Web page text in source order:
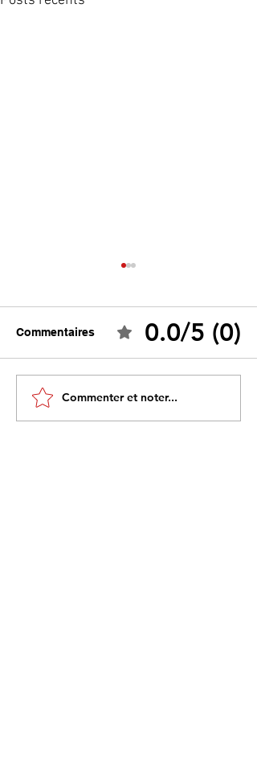
Ceuta : Algérie–Maroc,
la bataille des récits
pour mieux cacher la
Commentaires 0.0/5 (0)
Commenter et noter...